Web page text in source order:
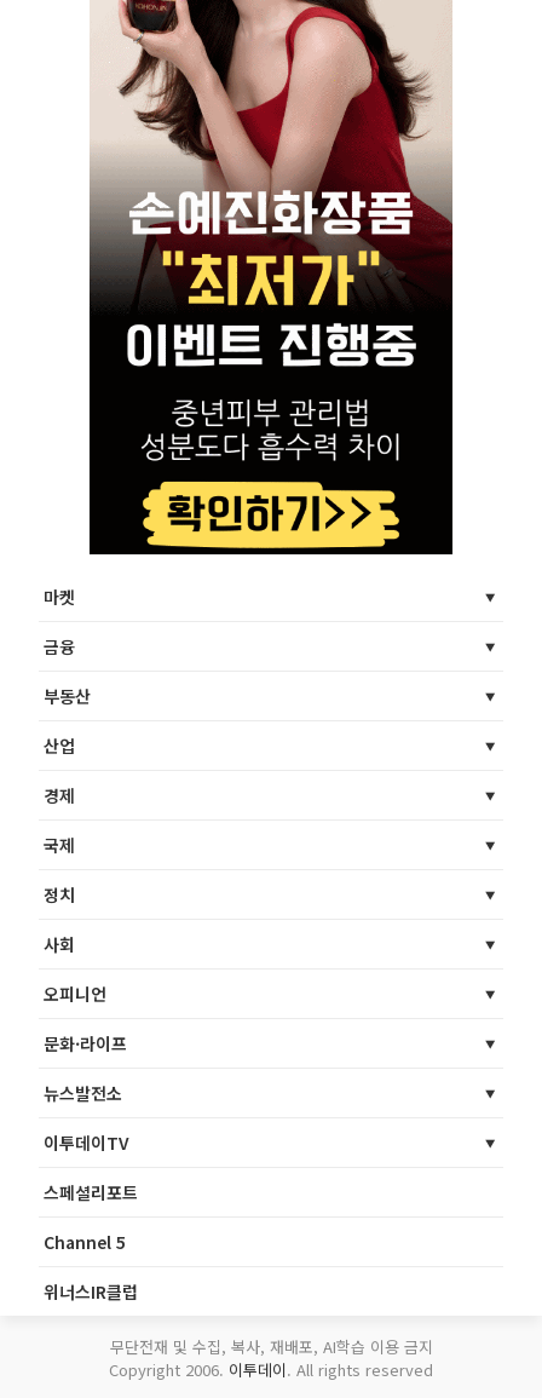
마켓
금융
부동산
산업
경제
국제
정치
사회
오피니언
문화·라이프
뉴스발전소
이투데이TV
스페셜리포트
Channel 5
위너스IR클럽
무단전재 및 수집, 복사, 재배포, AI학습 이용 금지
Copyright 2006. 이투데이. All rights reserved